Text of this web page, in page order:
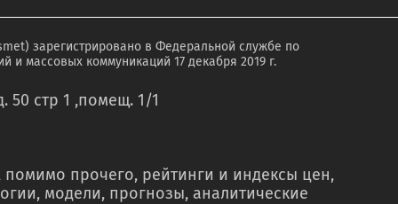
зарегистрировано в Федеральной службе по
и массовых коммуникаций 17 декабря 2019 г.
50 стр 1 ,помещ. 1/1
прочего, рейтинги и индексы цен,
модели, прогнозы, аналитические